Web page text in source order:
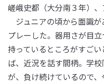
嵯峨史都（大分南３年）
ジュニアの頃から面識
プレーした。器用さが目
持っているところがすご
ば、近況を話す間柄。学
が、負け続けているので、